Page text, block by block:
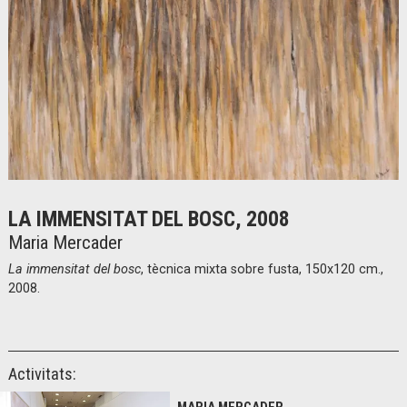
LA IMMENSITAT DEL BOSC, 2008
Maria Mercader
La immensitat del bosc, tècnica mixta sobre fusta, 150x120 cm.,
2008.
Activitats: